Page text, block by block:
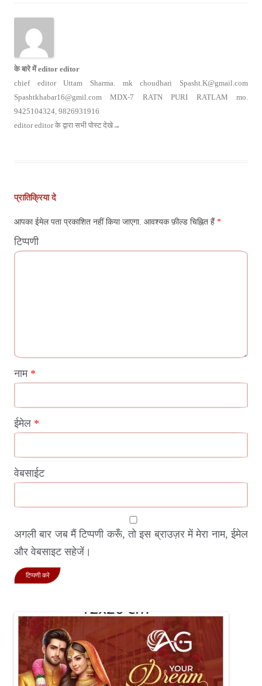
के बारे में editor editor
chief editor Uttam Sharma. mk choudhari Spasht.K@gmail.com
Spashtkhabar16@gmil.com MDX-7 RATN PURI RATLAM mo.
9425104324, 9826931916
editor editor के द्वारा सभी पोस्ट देखे→
प्रातिक्रिया दे
आपका ईमेल पता प्रकाशित नहीं किया जाएगा. आवश्यक फ़ील्ड चिह्नित हैं *
टिप्पणी
नाम *
ईमेल *
वेबसाईट
अगली बार जब मैं टिप्पणी करूँ, तो इस ब्राउज़र में मेरा नाम, ईमेल
और वेबसाइट सहेजें।